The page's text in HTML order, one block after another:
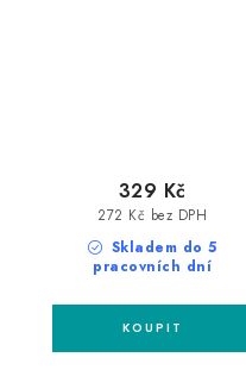
Skladem do 5
pracovních dní
272 Kč bez DPH
329 Kč